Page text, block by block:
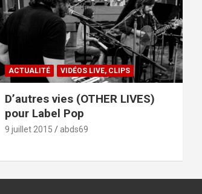
ACTUALITÉ VIDÉOS LIVE, CLIPS
D’autres vies (OTHER LIVES)
pour Label Pop
9 juillet 2015 abds69